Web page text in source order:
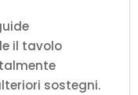
il tavolo
sostegni.